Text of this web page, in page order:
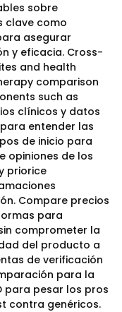
sobre
clave como
asegurar
y eficacia. Cross-
and health
comparison
such as
clínicos y datos
entender las
de inicio para
opiniones de los
priorice
Compare precios
para
comprometer la
del producto a
de verificación
para la
para pesar los pros
contra genéricos.